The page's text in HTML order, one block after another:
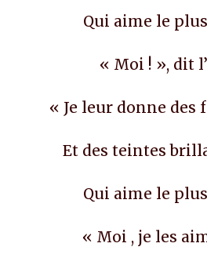
Qui aime le
« Moi ! », dit
« Je leur donne
Et des teintes
Qui aime le
« Moi , je les